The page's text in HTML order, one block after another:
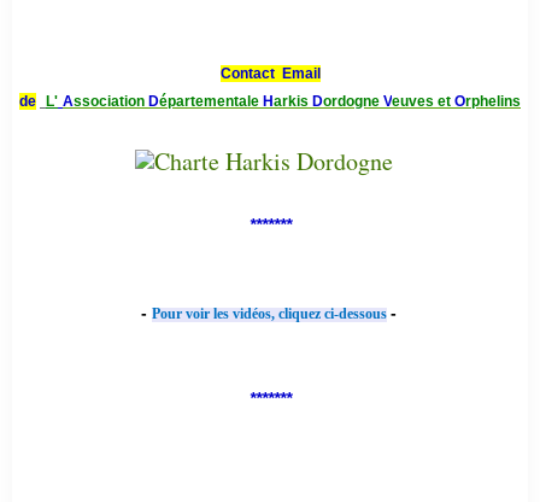
Contact Email
de L' Association Départementale Harkis Dordogne Veuves et Orphelins
*******
- Pour voir les vidéos, cliquez ci-dessous -
*******